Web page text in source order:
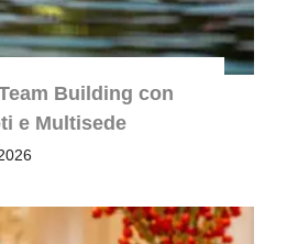
Building con
e Multisede